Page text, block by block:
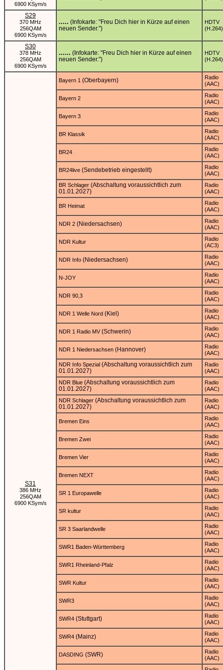
6900 KSym/s
S29
370 MHz
256QAM
6900 KSym/s
..... (Infokarte: "Freu Dich hier in Kürze auf einen
neuen Sender.")
HDTV
(H.264)
S30
378 MHz
256QAM
6900 KSym/s
...... (Infokarte: "Freu Dich hier in Kürze auf einen
neuen Sender.")
HDTV
(H.264)
S31
386 MHz
256QAM
6900 KSym/s
Bayern 1 (Oberbayern)
Radio
(AAC)
Bayern 2
Radio
(AAC)
Bayern 3
Radio
(AAC)
BR Klassik
Radio
(AAC)
BR24
Radio
(AAC)
BR24live (Sendebetrieb eingestellt)
Radio
(AAC)
BR Schlager (Abschaltung voraussichtlich zum
01.01.2027)
Radio
(AAC)
BR Heimat
Radio
(AAC)
NDR 2 (Niedersachsen)
Radio
(AAC)
NDR Kultur
Radio
(AC3)
NDR Info (Niedersachsen)
Radio
(AAC)
N-JOY
Radio
(AAC)
NDR 90,3
Radio
(AAC)
NDR 1 Welle Nord (Kiel)
Radio
(AAC)
NDR 1 Radio MV(Schwerin)
Radio
(AAC)
NDR 1 Niedersachsen (Hannover)
Radio
(AAC)
NDR Info Spezial (Abschaltung voraussichtlich zum
01.01.2027)
Radio
(AAC)
NDR Blue (Abschaltung voraussichtlich zum
01.01.2027)
Radio
(AAC)
NDR Schlager (Abschaltung voraussichtlich zum
01.01.2027)
Radio
(AAC)
Bremen Eins
Radio
(AAC)
Bremen Zwei
Radio
(AAC)
Bremen Vier
Radio
(AAC)
Bremen NEXT
Radio
(AAC)
SR 1 Europawelle
Radio
(AAC)
SR kultur
Radio
(AAC)
SR 3 Saarlandwelle
Radio
(AAC)
SWR1 Baden-Württemberg
Radio
(AAC)
SWR1 Rheinland-Pfalz
Radio
(AAC)
SWR Kultur
Radio
(AAC)
SWR3
Radio
(AAC)
SWR4 (Stuttgart)
Radio
(AAC)
SWR4 (Mainz)
Radio
(AAC)
DASDING (SWR)
Radio
(AAC)